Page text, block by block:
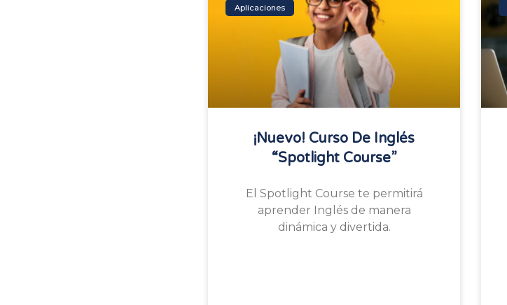
Aplicaciones
¡Nuevo! Curso De Inglés
“Spotlight Course”
El Spotlight Course te permitirá
aprender Inglés de manera
dinámica y divertida.